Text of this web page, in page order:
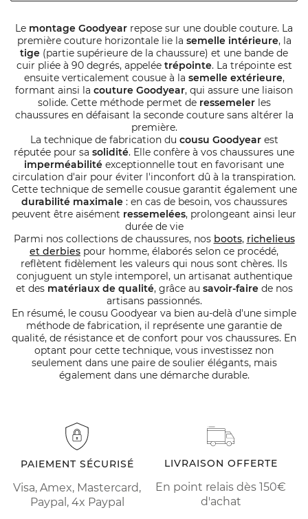
Le montage Goodyear repose sur une double couture. La
première couture horizontale lie la semelle intérieure, la
tige (partie supérieure de la chaussure) et une bande de
cuir pliée à 90 degrés, appelée trépointe. La trépointe est
ensuite verticalement cousue à la semelle extérieure,
formant ainsi la couture Goodyear, qui assure une liaison
solide. Cette méthode permet de ressemeler les
chaussures en défaisant la seconde couture sans altérer la
première.
La technique de fabrication du cousu Goodyearest
réputée pour sa solidité. Elle confère à vos chaussures une
imperméabilité exceptionnelle tout en favorisant une
circulation d'air pour éviter l'inconfort dû à la transpiration.
Cette technique de semelle cousue garantit également une
durabilité maximale: en cas de besoin, vos chaussures
peuvent être aisément ressemelées, prolongeant ainsi leur
durée de vie
Parmi nos collections de chaussures, nos boots, richelieus
et derbies pour homme, élaborés selon ce procédé,
reflètent fidèlement les valeurs qui nous sont chères. Ils
conjuguent un style intemporel, un artisanat authentique
et des matériaux de qualité, grâce au savoir-fairede nos
artisans passionnés.
En résumé, le cousu Goodyear va bien au-delà d'une simple
méthode de fabrication, il représente une garantie de
qualité, de résistance et de confort pour vos chaussures. En
optant pour cette technique, vous investissez non
seulement dans une paire de soulier élégants, mais
également dans une démarche durable.
PAIEMENT SÉCURISÉ
Visa, Amex, Mastercard,
Paypal, 4x Paypal
LIVRAISON OFFERTE
En point relais dès 150€
d'achat